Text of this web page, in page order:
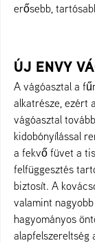
erősebb,
ÚJ ENVY
A vágóasztal a
alkatrésze, ezért
vágóasztal
kidobónyílással
a fekvő füvet a
felfüggesztés
biztosít. A
valamint
hagyományos
alapfelszereltség